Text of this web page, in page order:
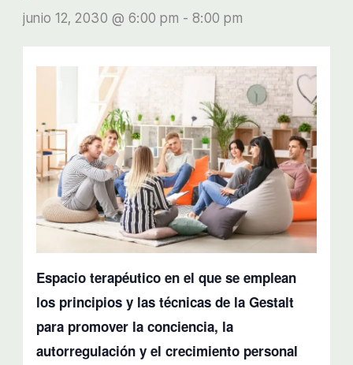
junio 12, 2030 @ 6:00 pm - 8:00 pm
Espacio terapéutico en el que se emplean
los principios y las técnicas de la Gestalt
para promover la conciencia, la
autorregulación y el crecimiento personal